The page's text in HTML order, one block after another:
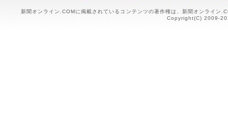
新聞オンライン.COMに掲載されているコンテンツの著作権は、新聞オンライン
Copyright(C) 2009-